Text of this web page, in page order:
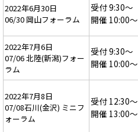
2022年6月30日
06/30 岡山フォーラム
受付 9:30～
開催 10:00～
2022年7月6日
07/06 北陸(新潟)フォー
ラム
受付 9:30～
開催 10:00～
2022年7月8日
07/08石川(金沢) ミニフ
ォーラム
受付 12:30～
開催 13:00～